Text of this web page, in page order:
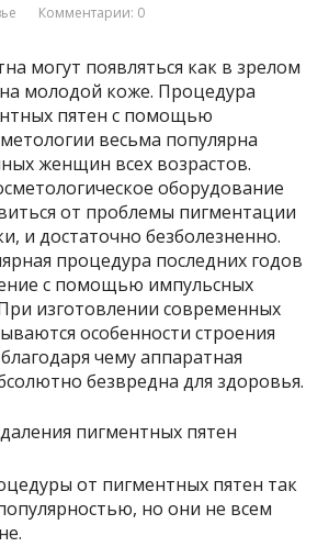
Комментарии: 0
могут появляться как в зрелом
молодой коже. Процедура
пятен с помощью
весьма популярна
женщин всех возрастов.
оборудование
от проблемы пигментации
и достаточно безболезненно.
процедура последних годов
с помощью импульсных
изготовлении современных
особенности строения
чему аппаратная
безвредна для здоровья.
от пигментных пятен так
но они не всем